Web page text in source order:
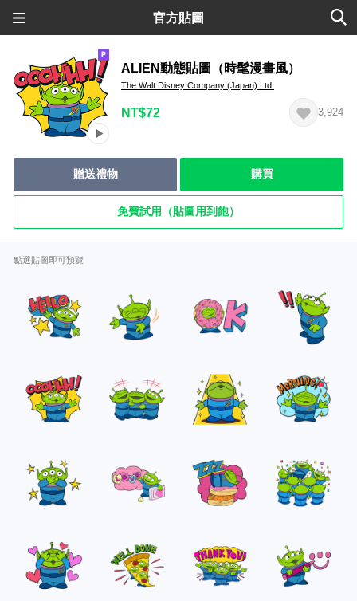
官方貼圖
ALIEN動態貼圖（時髦漫畫風）
The Walt Disney Company (Japan) Ltd.
NT$72 3,924
贈送禮物 購買
免費試用（貼圖用到飽）
點選貼圖即可預覽